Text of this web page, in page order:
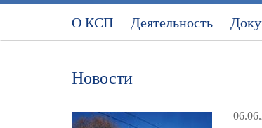
О КСП Деятельность
Новости